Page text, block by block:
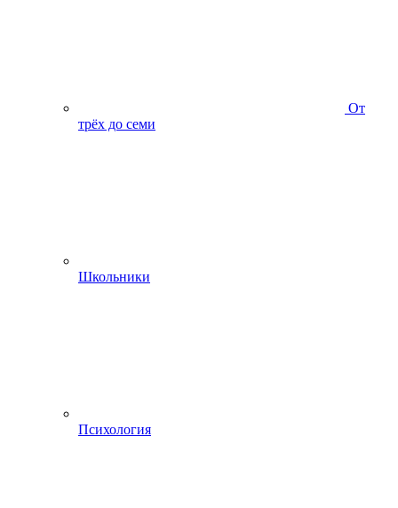
От
трёх до семи
Школьники
Психология